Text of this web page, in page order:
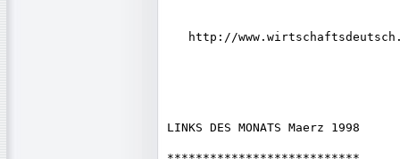
http://
LINKS DES MONATS Maerz 1998